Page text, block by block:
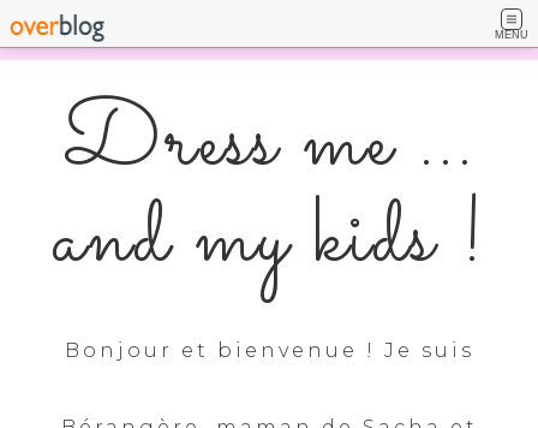
MENU
Dress me ...
and my kids !
Bonjour et bienvenue ! Je suis